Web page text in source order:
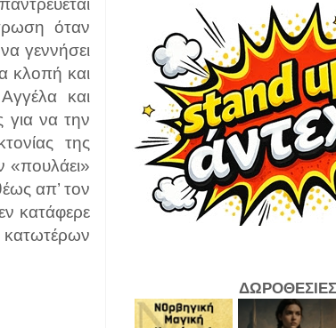
όταν
γεννήσει
κλοπή και
και
για να την
της
«πουλάει»
απ’ τον
κατάφερε
ΔΩΡΟΘΕΣΙΕΣ